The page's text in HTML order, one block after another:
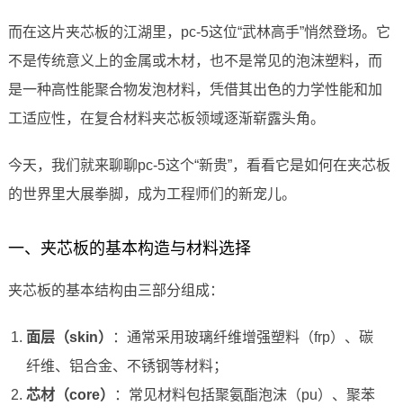
而在这片夹芯板的江湖里，pc-5这位“武林高手”悄然登场。它
不是传统意义上的金属或木材，也不是常见的泡沫塑料，而
是一种高性能聚合物发泡材料，凭借其出色的力学性能和加
工适应性，在复合材料夹芯板领域逐渐崭露头角。
今天，我们就来聊聊pc-5这个“新贵”，看看它是如何在夹芯板
的世界里大展拳脚，成为工程师们的新宠儿。
一、夹芯板的基本构造与材料选择
夹芯板的基本结构由三部分组成：
面层（skin）
：通常采用玻璃纤维增强塑料（frp）、碳
纤维、铝合金、不锈钢等材料；
芯材（core）
：常见材料包括聚氨酯泡沫（pu）、聚苯